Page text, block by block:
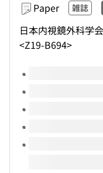
Paper 雑誌
日本内視鏡外科学
<Z19-B694>
Volumes of this title